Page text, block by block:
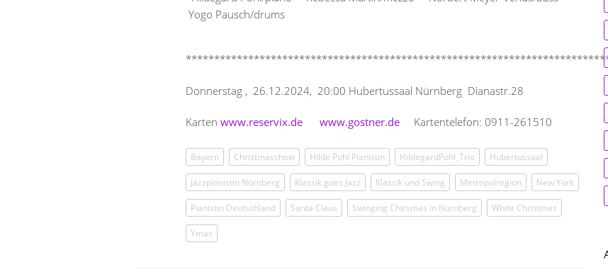
Yogo Pausch/drums
Donnerstag , 26.12.2024, 20:00 Hubertussaal Nürnberg Dianastr.28
Karten www.reservix.de www.gostner.de Kartentelefon: 0911-261510
Bayern Christmasshow Hilde Pohl Pianistin HildegardPohl_Trio Hubertussaal
Jazzpianistin Nürnberg Klassik goes Jazz Klassik und Swing Metropolregion New York
Pianistin Deutschland Santa Claus Swinging Chirsmas in Nürnberg White Christmas
Ymas